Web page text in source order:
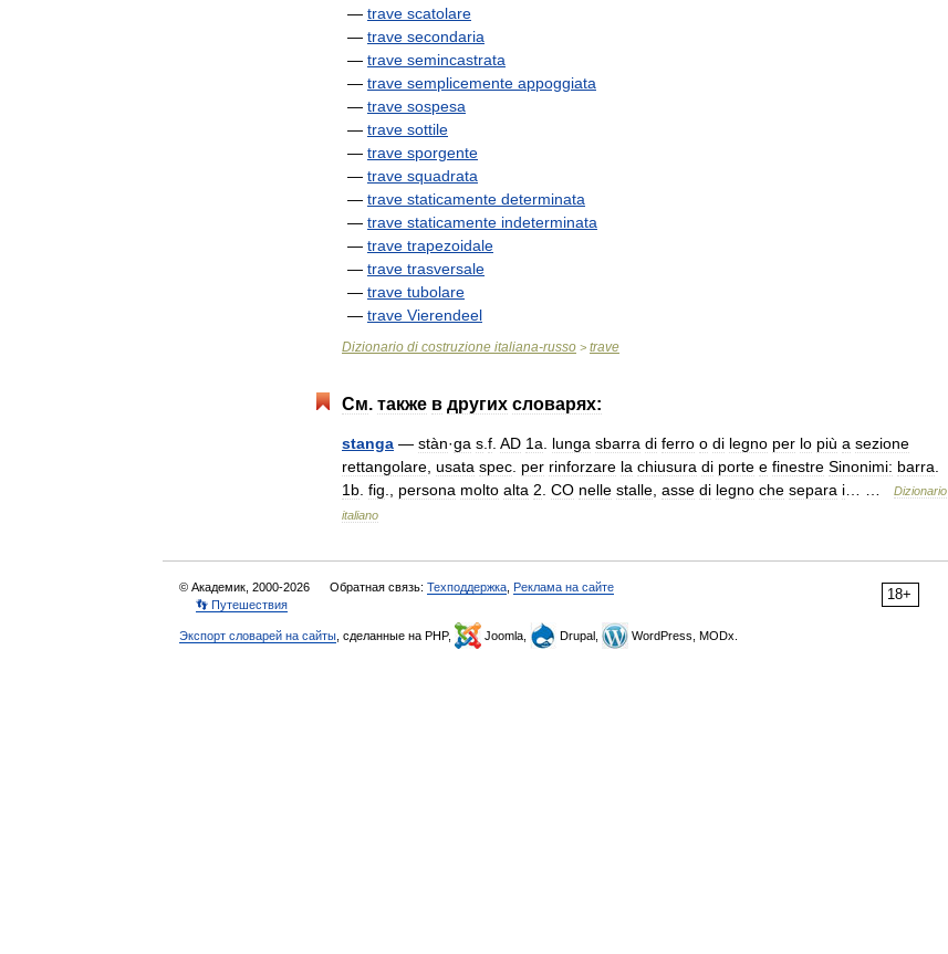
— trave scatolare
— trave secondaria
— trave semincastrata
— trave semplicemente appoggiata
— trave sospesa
— trave sottile
— trave sporgente
— trave squadrata
— trave staticamente determinata
— trave staticamente indeterminata
— trave trapezoidale
— trave trasversale
— trave tubolare
— trave Vierendeel
Dizionario di costruzione italiana-russo > trave
См. также в других словарях:
stanga — stàn·ga s f AD 1a lunga sbarra di ferro o di legno per lo più a sezione
rettangolare usata spec per rinforzare la chiusura di porte e finestre Sinonimi: barra
1b fig persona molto alta 2 CO nelle stalle asse di legno che separa i
Dizionario
italiano
18+
© Академик, 2000-2026 Обратная связь: Техподдержка Реклама на сайте
👣 Путешествия
Экспорт словарей на сайты , сделанные на PHP, Joomla, Drupal, WordPress, MODx.